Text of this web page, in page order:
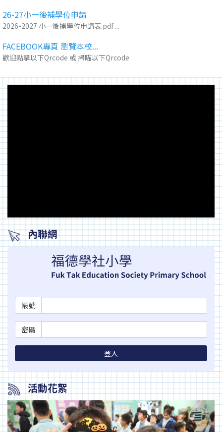
26-27小一後補學位申請
2026-2027 小一後補學位申請表.pdf ...
FACEBOOK專頁 瀏覽本校...
歡迎點擊以下Qrcode 或 掃瞄以下Qrcode
內聯網
帳號
密碼
登入
活動花絮